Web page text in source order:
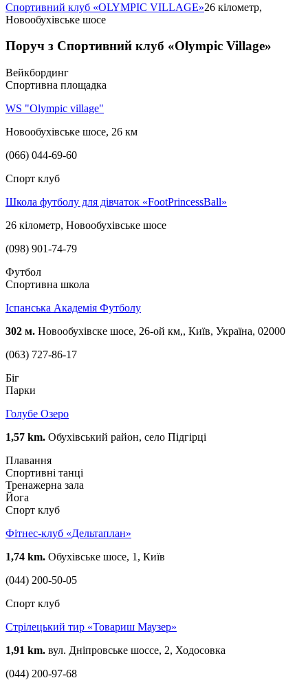
Спортивний клуб «OLYMPIC VILLAGE»26 кілометр,
Новообухівське шосе
Поруч з Спортивний клуб «Olympic Village»
Вейкбординг
Спортивна площадка
WS "Olympic village"
Новообухівське шосе, 26 км
(066) 044-69-60
Спорт клуб
Школа футболу для дівчаток «FootPrincessBall»
26 кілометр, Новообухівське шосе
(098) 901-74-79
Футбол
Спортивна школа
Іспанська Академія Футболу
302 м. Новообухівске шосе, 26-ой км,, Київ, Україна, 02000
(063) 727-86-17
Біг
Парки
Голубе Озеро
1,57 km. Обухівський район, село Підгірці
Плавання
Спортивні танці
Тренажерна зала
Йога
Спорт клуб
Фітнес-клуб «Дельтаплан»
1,74 km. Обухівське шосе, 1, Київ
(044) 200-50-05
Спорт клуб
Стрілецький тир «Товариш Маузер»
1,91 km. вул. Дніпровське шоссе, 2, Ходосовка
(044) 200-97-68